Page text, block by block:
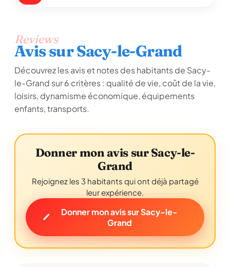
Reviews
Avis sur Sacy-le-Grand
Découvrez les avis et notes des habitants de Sacy-
le-Grand sur 6 critères : qualité de vie, coût de la vie,
loisirs, dynamisme économique, équipements
enfants, transports.
Donner mon avis sur Sacy-le-
Grand
Rejoignez les 3 habitants qui ont déjà partagé
leur expérience.
Donner mon avis sur Sacy-le-
Grand